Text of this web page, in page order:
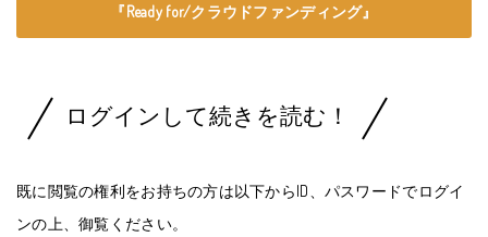
『Ready for/クラウドファンディング』
ログインして続きを読む！
既に閲覧の権利をお持ちの方は以下からID、パスワードでログイ
ンの上、御覧ください。